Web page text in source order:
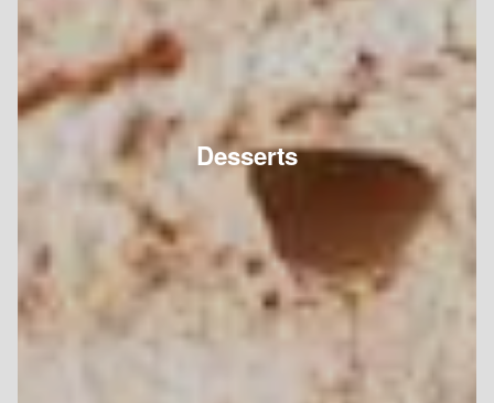
Desserts